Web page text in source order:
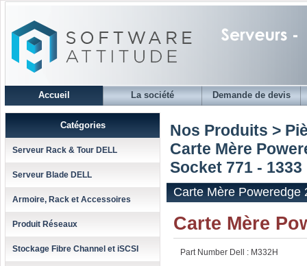
Accueil La société Demande de devis
Catégories
Serveur Rack & Tour DELL
Serveur Blade DELL
Armoire, Rack et Accessoires
Produit Réseaux
Stockage Fibre Channel et iSCSI
Nos Produits >
Carte Mère
Socket 771 -
Carte Mère Poweredge
Carte Mère
Part Number Dell : M332H